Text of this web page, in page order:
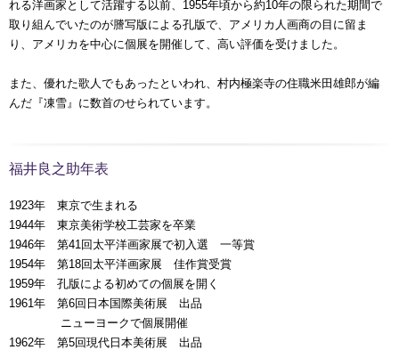
れる洋画家として活躍する以前、1955年頃から約10年の限られた期間で
取り組んでいたのが謄写版による孔版で、アメリカ人画商の目に留ま
り、アメリカを中心に個展を開催して、高い評価を受けました。
また、優れた歌人でもあったといわれ、村内極楽寺の住職米田雄郎が編
んだ『凍雪』に数首のせられています。
福井良之助年表
1923年 東京で生まれる
1944年 東京美術学校工芸家を卒業
1946年 第41回太平洋画家展で初入選 一等賞
1954年 第18回太平洋画家展 佳作賞受賞
1959年 孔版による初めての個展を開く
1961年 第6回日本国際美術展 出品
ニューヨークで個展開催
1962年 第5回現代日本美術展 出品